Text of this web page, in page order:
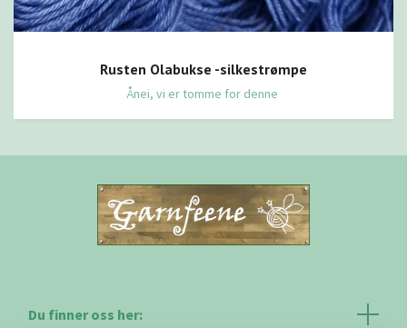
Rusten Olabukse -silkestrømpe
Ånei, vi er tomme for denne
Du finner oss her: